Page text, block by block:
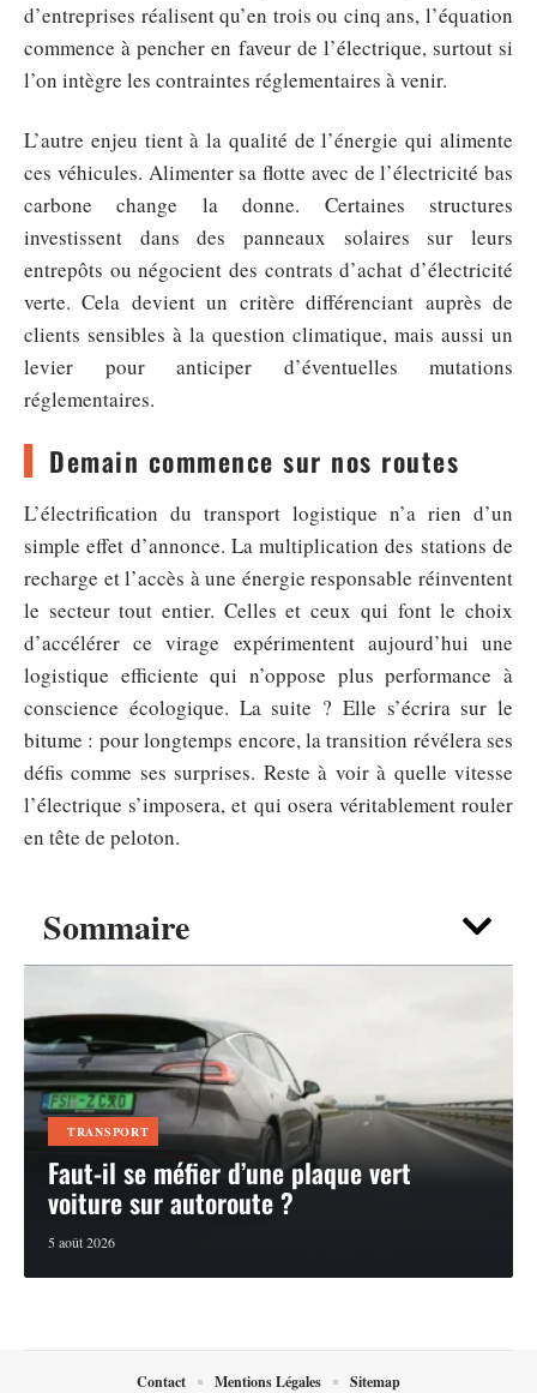
Sommaire
TRANSPORT
Faut-il se méfier d’une plaque vert
voiture sur autoroute ?
5 août 2026
d’entreprises réalisent qu’en trois ou cinq ans, l’équation
commence à pencher en faveur de l’électrique, surtout si
l’on intègre les contraintes réglementaires à venir.
L’autre enjeu tient à la qualité de l’énergie qui alimente
ces véhicules. Alimenter sa flotte avec de l’électricité bas
carbone change la donne. Certaines structures
investissent dans des panneaux solaires sur leurs
entrepôts ou négocient des contrats d’achat d’électricité
verte. Cela devient un critère différenciant auprès de
clients sensibles à la question climatique, mais aussi un
levier pour anticiper d’éventuelles mutations
réglementaires.
Demain commence sur nos routes
L’électrification du transport logistique n’a rien d’un
simple effet d’annonce. La multiplication des stations de
recharge et l’accès à une énergie responsable réinventent
le secteur tout entier. Celles et ceux qui font le choix
d’accélérer ce virage expérimentent aujourd’hui une
logistique efficiente qui n’oppose plus performance à
conscience écologique. La suite ? Elle s’écrira sur le
bitume : pour longtemps encore, la transition révélera ses
défis comme ses surprises. Reste à voir à quelle vitesse
l’électrique s’imposera, et qui osera véritablement rouler
en tête de peloton.
Contact Mentions Légales Sitemap